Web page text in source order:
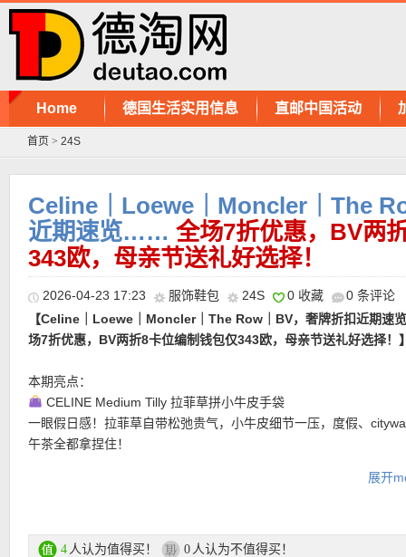
Home 德国生活实用信息 直邮中国活动
首页 > 24S
Celine｜Loewe｜Moncler｜The
近期速览…… 全场7折优惠，BV两
343欧，母亲节送礼好选择！
2026-04-23 17:23 服饰鞋包 24S 0 收藏
0 条评论
【Celine｜Loewe｜Moncler｜The Row｜BV，奢牌折扣近期
场7折优惠，BV两折8卡位编制钱包仅343欧，母亲节送礼好选择！
本期亮点：
CELINE Medium Tilly 拉菲草拼小牛皮手袋
一眼假日感！拉菲草自带松弛贵气，小牛皮细节一压，度假、
午茶全都拿捏住！
妖风阵阵，春天依然有点冷！Moncler这件又轻又暖还显贵的外套
低调党会疯狂心动！编织纹一出场就很有辨识度，实用双折设计加
展开
4 人认为值得买！ 0 人认为不值得买！